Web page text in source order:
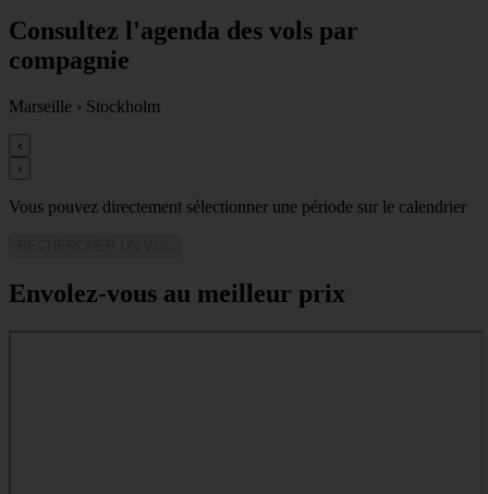
Consultez l'agenda des vols par
compagnie
Marseille › Stockholm
‹
›
Vous pouvez directement sélectionner une période sur le calendrier
Envolez-vous au meilleur prix